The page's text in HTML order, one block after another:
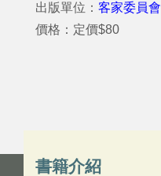
出版單位： 客家委員會
價格：定價$80
書籍介紹